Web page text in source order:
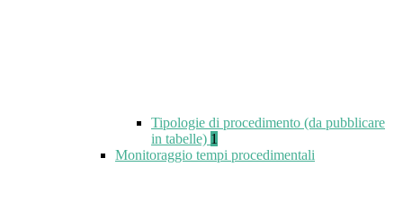
Tipologie di procedimento (da pubblicare
in tabelle) 1
Monitoraggio tempi procedimentali